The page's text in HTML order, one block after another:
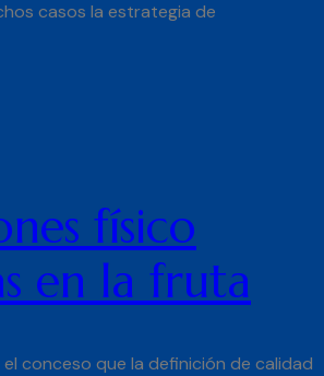
casos la estrategia de
físico
en la fruta
conceso que la definición de calidad